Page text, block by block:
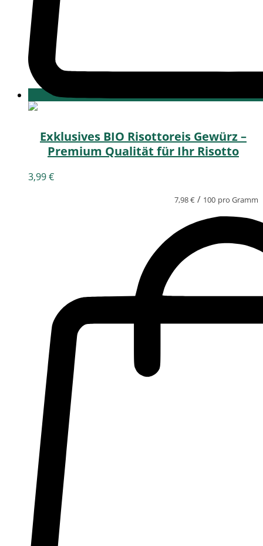
Exklusives BIO Risottoreis Gewürz –
Premium Qualität für Ihr Risotto
3,99€
7,98€ / 100 pro Gramm